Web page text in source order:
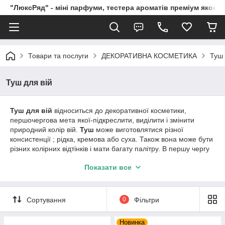
"ЛюксРяд" - міні парфуми, тестера ароматів преміум
Товари та послуги ДЕКОРАТИВНА КОСМЕТИКА Туш
Туш для вій
Туш для вій відноситься до декоративної косметики,
першочергова мета якої-підкреслити, виділити і змінити
природний колір вій. Туш може виготовлятися різної
консистенції ; рідка, кремова або суха. Також вона може бути
різних колірних відтінків і мати багату палітру. В першу чергу
тим самим підкреслюючи всю красу очей. Форма упаковки
популярна з них у вигляді туби. Щіточки для брасматиків
можуть бути вигнутими або прямими, в залежності від
кінцевої мети туші потовщувати, подовжувати або
Показати все
Сортування 0 Фільтри
Новинка